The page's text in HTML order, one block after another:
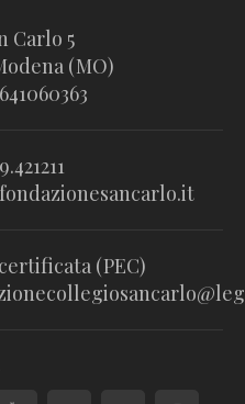
Carlo 5
(MO)
(PEC)